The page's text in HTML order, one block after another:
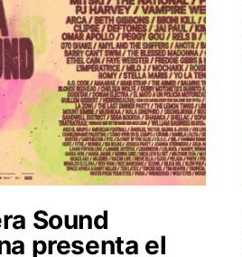
Sound
presenta el